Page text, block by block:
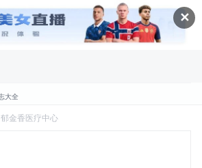
✕
大全
视觉优化
郁金香医疗中心